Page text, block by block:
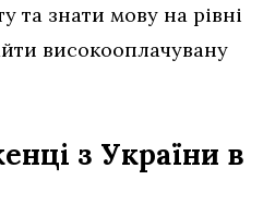
та знати мову на рівні
високооплачувану
з України в